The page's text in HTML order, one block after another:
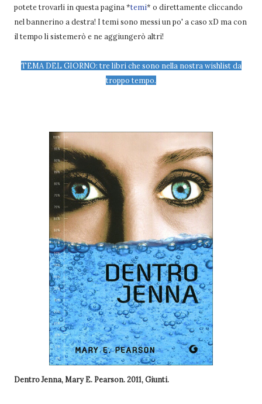
potete trovarli in questa pagina *temi* o direttamente cliccando
nel bannerino a destra! I temi sono messi un po' a caso xD ma con
il tempo li sistemerò e ne aggiungerò altri!
TEMA DEL GIORNO: tre libri che sono nella nostra wishlist da
troppo tempo.
Dentro Jenna, Mary E. Pearson. 2011, Giunti.